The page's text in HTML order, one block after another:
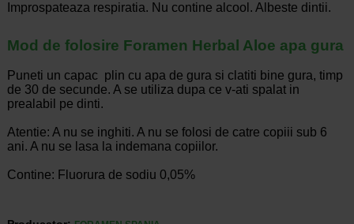
Improspateaza respiratia. Nu contine alcool. Albeste dintii.
Mod de folosire Foramen Herbal Aloe apa gura
Puneti un capac plin cu apa de gura si clatiti bine gura, timp
de 30 de secunde. A se utiliza dupa ce v-ati spalat in
prealabil pe dinti.
Atentie: A nu se inghiti. A nu se folosi de catre copiii sub 6
ani. A nu se lasa la indemana copiilor.
Contine: Fluorura de sodiu 0,05%